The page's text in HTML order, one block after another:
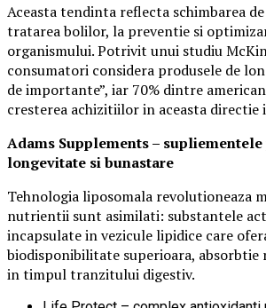
Aceasta tendinta reflecta schimbarea
tratarea bolilor, la preventie si
organismului. Potrivit unui studiu
consumatori considera produsele de
de importante”, iar 70% dintre
cresterea achizitiilor in aceasta directie
Adams Supplements – supliementele
longevitate si bunastare
Tehnologia liposomala revolutioneaza
nutrientii sunt asimilati: substantele
incapsulate in vezicule lipidice care
biodisponibilitate superioara, absorbtie
in timpul tranzitului digestiv.